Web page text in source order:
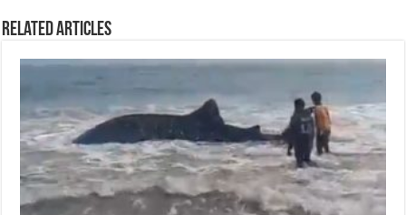
Related Articles